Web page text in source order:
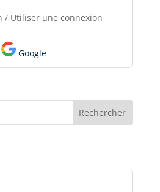
/ Utiliser une connexion
Google